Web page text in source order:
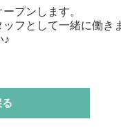
プンします。
フとして一緒に働き
♪